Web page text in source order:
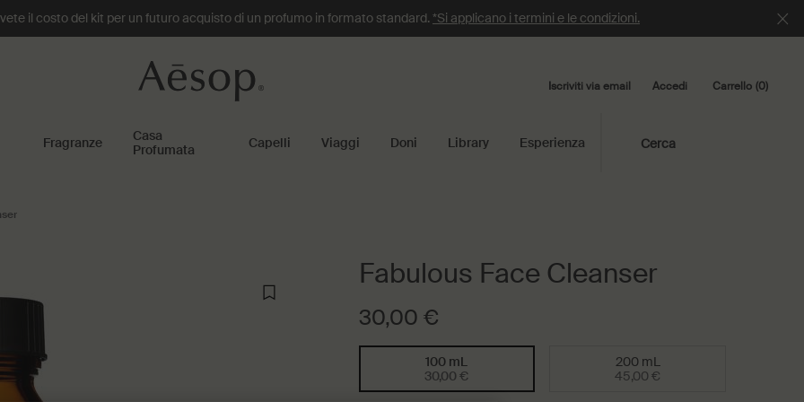
il costo del kit per un futuro acquisto di un profumo in formato standard.*Si applicano i termini e le condizioni.
Iscriviti via email Accedi Carrello 0
0 product in cart
Fragranze
Casa
Profumata
Capelli Viaggi Doni Library Esperienza Cerca
Fabulous Face Cleanser
30,00 €
Selected
100 mL
30,00 €
, 1 of 2 Selected
200 mL
45,00 €
, 2 of 2